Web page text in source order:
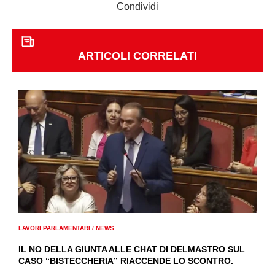
Condividi
ARTICOLI CORRELATI
LAVORI PARLAMENTARI / NEWS
IL NO DELLA GIUNTA ALLE CHAT DI DELMASTRO SUL
CASO “BISTECCHERIA” RIACCENDE LO SCONTRO.